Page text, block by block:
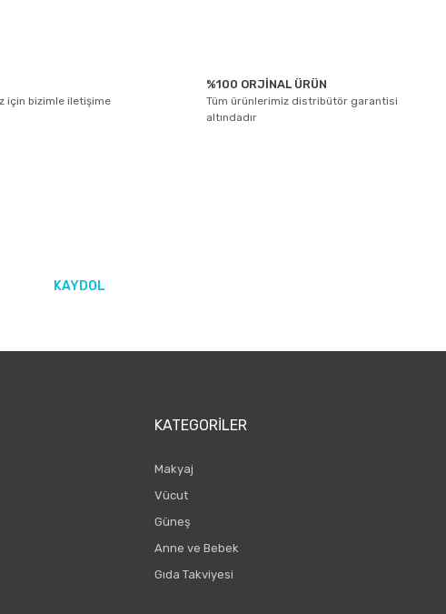
için bizimle iletişime
%100 ORJİNAL ÜRÜN
Tüm ürünlerimiz distribütör garantisi
altındadır
KAYDOL
KATEGORILER
Makyaj
Vücut
Güneş
Anne ve Bebek
Gıda Takviyesi